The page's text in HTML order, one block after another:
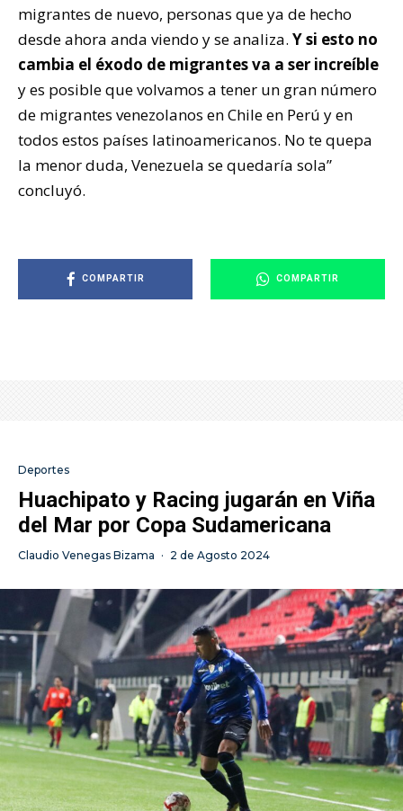
migrantes de nuevo, personas que ya de hecho
desde ahora anda viendo y se analiza. Y si esto no
cambia el éxodo de migrantes va a ser increíble
y es posible que volvamos a tener un gran número
de migrantes venezolanos en Chile en Perú y en
todos estos países latinoamericanos. No te quepa
la menor duda, Venezuela se quedaría sola”
concluyó.
COMPARTIR COMPARTIR
Deportes
Huachipato y Racing jugarán en Viña
del Mar por Copa Sudamericana
Claudio Venegas Bizama · 2 de Agosto 2024